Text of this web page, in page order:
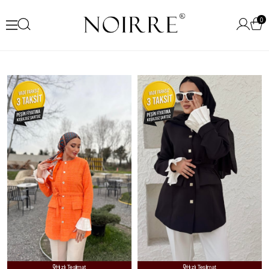
0
 Ücretsiz Kargo
Hızlı Teslimat
Ücretsiz Kargo
Hızlı Teslimat